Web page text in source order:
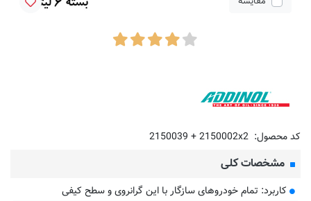
کد محصول: 2150039 + 2150002x2
مشخصات کلی
کاربرد: تمام خودروهای سازگار با این گرانروی و سطح کیفی